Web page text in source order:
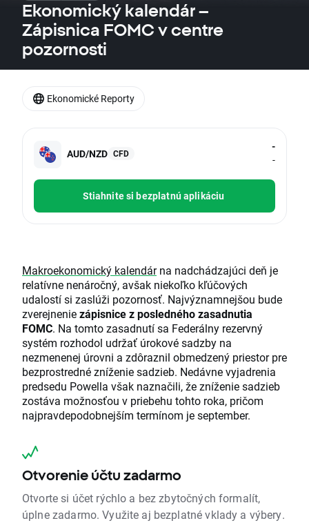
Ekonomický kalendár –
Zápisnica FOMC v centre
pozornosti
AUD/NZD CFD
-
-
Stiahnite si bezplatnú aplikáciu
Makroekonomický kalendárna nadchádzajúci deň je
relatívne nenáročný, avšak niekoľko kľúčových
udalostí si zaslúži pozornosť. Najvýznamnejšou bude
zverejneniezápisnice z posledného zasadnutia
FOMC. Na tomto zasadnutí sa Federálny rezervný
systém rozhodol udržať úrokové sadzby na
nezmenenej úrovni a zdôraznil obmedzený priestor pre
bezprostredné zníženie sadzieb. Nedávne vyjadrenia
predsedu Powella však naznačili, že zníženie sadzieb
zostáva možnosťou v priebehu tohto roka, pričom
najpravdepodobnejším termínom je september.
Otvorenie účtu zadarmo
Otvorte si účet rýchlo a bez zbytočných formalít,
úplne zadarmo. Využite aj bezplatné vklady a výbery.
Ekonomické Reporty